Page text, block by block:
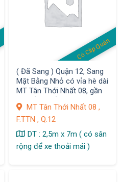
Có Clip Quán
( Đã Sang ) Quận 12, Sang
Mặt Bằng Nhỏ có vỉa hè dài
MT Tân Thới Nhất 08, gần
tr, F. TTN
MT Tân Thới Nhất 08 ,
F.TTN , Q.12
DT : 2,5m x 7m ( có sân
rộng để xe thoải mái )